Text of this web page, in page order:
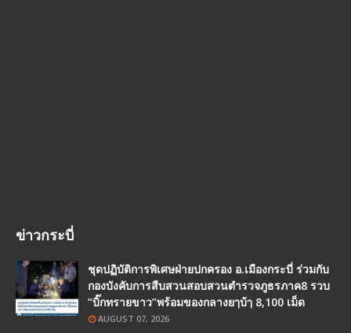
ข่าวกระบี่
ชุดปฏิบัติการพิเศษฝ่ายปกครอง อ.เมืองกระบี่ ร่วมกับ
กองบังคับการสืบสวนสอบสวนตำรวจภูธรภาค8 รวบ
“บิ๊กทรายขาว”พร้อมของกลางยๅบ้ๅ 8,100 เม็ด
AUGUST 07, 2026